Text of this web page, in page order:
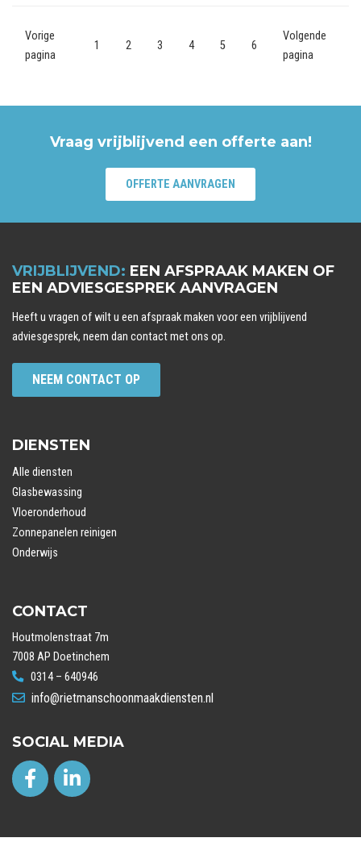
Vorige
pagina
1 2 3 4 5 6
Volgende
pagina
Vraag vrijblijvend een offerte aan!
OFFERTE AANVRAGEN
VRIJBLIJVEND: EEN AFSPRAAK MAKEN OF
EEN ADVIESGESPREK AANVRAGEN
Heeft u vragen of wilt u een afspraak maken voor een vrijblijvend
adviesgesprek, neem dan contact met ons op.
NEEM CONTACT OP
DIENSTEN
Alle diensten
Glasbewassing
Vloeronderhoud
Zonnepanelen reinigen
Onderwijs
CONTACT
Houtmolenstraat 7m
7008 AP Doetinchem
0314 – 640946
info@rietmanschoonmaakdiensten.nl
SOCIAL MEDIA